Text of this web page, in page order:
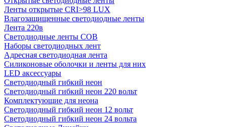
Ленты открытые CRI>98 LUX
Влагозащищенные светодиодные ленты
Лента 220в
Светодиодные ленты COB
Наборы светодиодных лент
Адресная светодиодная лента
Силиконовые оболочки и ленты для них
LED аксессуары
Светодиодный гибкий неон
Светодиодный гибкий неон 220 вольт
Комплектующие для неона
Светодиодный гибкий неон 12 вольт
Светодиодный гибкий неон 24 вольта